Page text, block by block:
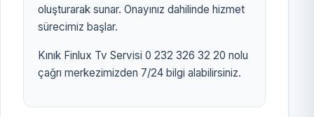
oluşturarak sunar. Onayınız dahilinde hizmet
sürecimiz başlar.
Kınık Finlux Tv Servisi 0 232 326 32 20 nolu
çağrı merkezimizden 7/24 bilgi alabilirsiniz.